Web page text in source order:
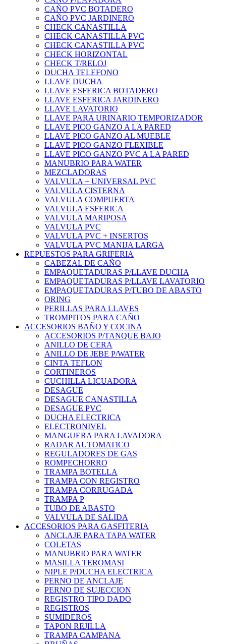
CAÑO PVC BOTADERO
CAÑO PVC JARDINERO
CHECK CANASTILLA
CHECK CANASTILLA PVC
CHECK CANASTILLA PVC
CHECK HORIZONTAL
CHECK T/RELOJ
DUCHA TELEFONO
LLAVE DUCHA
LLAVE ESFERICA BOTADERO
LLAVE ESFERICA JARDINERO
LLAVE LAVATORIO
LLAVE PARA URINARIO TEMPORIZADOR
LLAVE PICO GANZO A LA PARED
LLAVE PICO GANZO AL MUEBLE
LLAVE PICO GANZO FLEXIBLE
LLAVE PICO GANZO PVC A LA PARED
MANUBRIO PARA WATER
MEZCLADORAS
VALVULA + UNIVERSAL PVC
VALVULA CISTERNA
VALVULA COMPUERTA
VALVULA ESFERICA
VALVULA MARIPOSA
VALVULA PVC
VALVULA PVC + INSERTOS
VALVULA PVC MANIJA LARGA
REPUESTOS PARA GRIFERIA
CABEZAL DE CAÑO
EMPAQUETADURAS P/LLAVE DUCHA
EMPAQUETADURAS P/LLAVE LAVATORIO
EMPAQUETADURAS P/TUBO DE ABASTO
ORING
PERILLAS PARA LLAVES
TROMPITOS PARA CAÑO
ACCESORIOS BAÑO Y COCINA
ACCESORIOS P/TANQUE BAJO
ANILLO DE CERA
ANILLO DE JEBE P/WATER
CINTA TEFLON
CORTINEROS
CUCHILLA LICUADORA
DESAGUE
DESAGUE CANASTILLA
DESAGUE PVC
DUCHA ELECTRICA
ELECTRONIVEL
MANGUERA PARA LAVADORA
RADAR AUTOMATICO
REGULADORES DE GAS
ROMPECHORRO
TRAMPA BOTELLA
TRAMPA CON REGISTRO
TRAMPA CORRUGADA
TRAMPA P
TUBO DE ABASTO
VALVULA DE SALIDA
ACCESORIOS PARA GASFITERIA
ANCLAJE PARA TAPA WATER
COLETAS
MANUBRIO PARA WATER
MASILLA TEROMASI
NIPLE P/DUCHA ELECTRICA
PERNO DE ANCLAJE
PERNO DE SUJECCION
REGISTRO TIPO DADO
REGISTROS
SUMIDEROS
TAPON REJILLA
TRAMPA CAMPANA